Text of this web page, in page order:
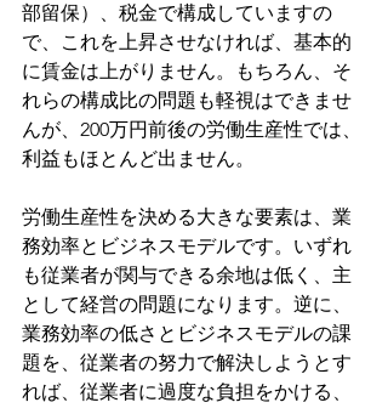
部留保）、税金で構成していますの
で、これを上昇させなければ、基本的
に賃金は上がりません。もちろん、そ
れらの構成比の問題も軽視はできませ
んが、200万円前後の労働生産性では、
利益もほとんど出ません。
労働生産性を決める大きな要素は、業
務効率とビジネスモデルです。いずれ
も従業者が関与できる余地は低く、主
として経営の問題になります。逆に、
業務効率の低さとビジネスモデルの課
題を、従業者の努力で解決しようとす
れば、従業者に過度な負担をかける、